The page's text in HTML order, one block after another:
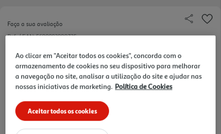
Faça a sua avaliação
Ref. / EAN:5600993900735
3,39 €
+10% DESC. IMEDIATO PET CLUB
10% de desconto imediato exclusivo para membros do
Pet Club em artigos de marcas especialistas da categoria
O Meu Pet.
Ao clicar em "Aceitar todos os cookies", concorda com o
armazenamento de cookies no seu dispositivo para melhorar
a navegação no site, analisar a utilização do site e ajudar nas
nossas iniciativas de marketing. Política de Cookies
Aceitar todos os cookies